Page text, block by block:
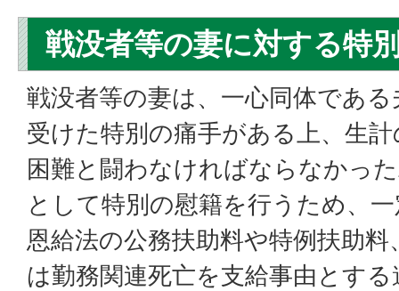
戦没者等の妻に対する特
戦没者等の妻は、一心同体であ
受けた特別の痛手がある上、生
困難と闘わなければならなかっ
として特別の慰籍を行うため、
恩給法の公務扶助料や特例扶助
は勤務関連死亡を支給事由とす